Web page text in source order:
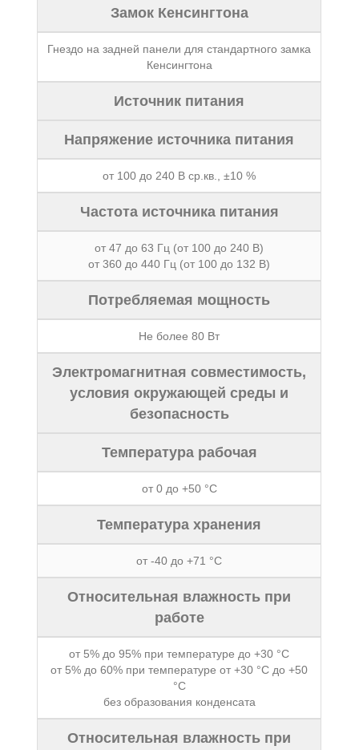
Замок Кенсингтона
Гнездо на задней панели для стандартного замка
Кенсингтона
Источник питания
Напряжение источника питания
от 100 до 240 В ср.кв., ±10 %
Частота источника питания
от 47 до 63 Гц (от 100 до 240 В)
от 360 до 440 Гц (от 100 до 132 В)
Потребляемая мощность
Не более 80 Вт
Электромагнитная совместимость,
условия окружающей среды и
безопасность
Температура рабочая
от 0 до +50 °C
Температура хранения
от -40 до +71 °C
Относительная влажность при
работе
от 5% до 95% при температуре до +30 °C
от 5% до 60% при температуре от +30 °C до +50
°C
без образования конденсата
Относительная влажность при